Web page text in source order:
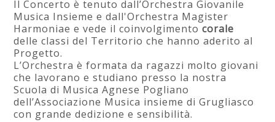
Il Concerto è tenuto dall’Orchestra Giovanile
Musica Insieme e dall'Orchestra Magister
Harmoniae e vede il coinvolgimento corale
delle classi del Territorio che hanno aderito al
Progetto.
L’Orchestra è formata da ragazzi molto giovani
che lavorano e studiano presso la nostra
Scuola di Musica Agnese Pogliano
dell’Associazione Musica insieme di Grugliasco
con grande dedizione e sensibilità.